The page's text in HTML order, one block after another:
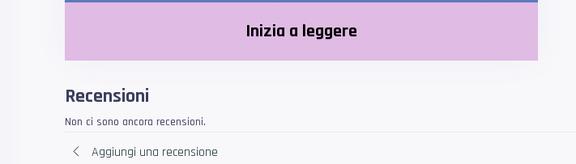
Inizia a leggere
Recensioni
Non ci sono ancora recensioni.
Aggiungi una recensione